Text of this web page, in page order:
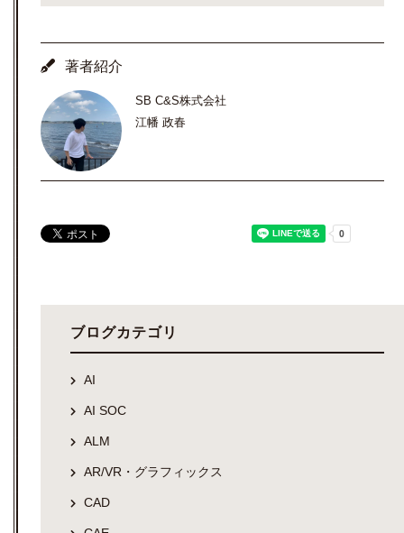
著者紹介
SB C&S株式会社
江幡 政春
ブログカテゴリ
AI
AI SOC
ALM
AR/VR・グラフィックス
CAD